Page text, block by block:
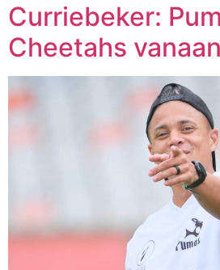
Curriebeker:
Cheetahs